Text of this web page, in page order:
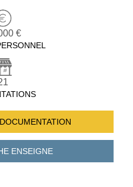
€
DOCUMENTATION
ENSEIGNE